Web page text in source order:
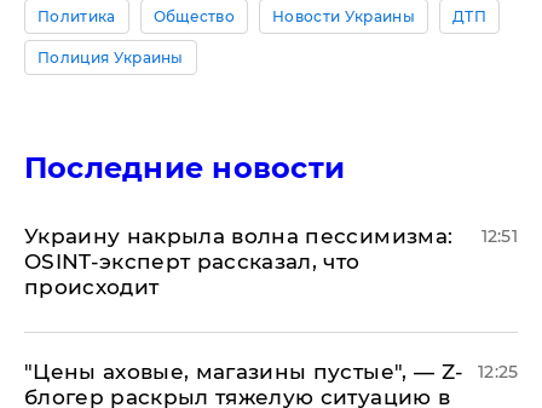
Политика Общество Новости Украины ДТП
Полиция Украины
Последние новости
​Украину накрыла волна пессимизма:
OSINT-эксперт рассказал, что
происходит
12:51
​"Цены аховые, магазины пустые", — Z-
блогер раскрыл тяжелую ситуацию в
12:25